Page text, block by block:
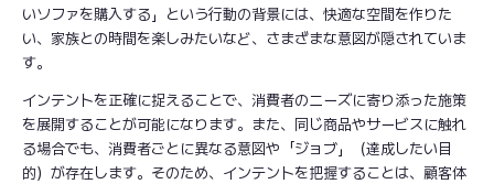
いソファを購入する」という行動の背景には、快適な空間を作りた
い、家族との時間を楽しみたいなど、さまざまな意図が隠されていま
す。
インテントを正確に捉えることで、消費者のニーズに寄り添った施策
を展開することが可能になります。また、同じ商品やサービスに触れ
る場合でも、消費者ごとに異なる意図や「ジョブ」（達成したい目
的）が存在します。そのため、インテントを把握することは、顧客体